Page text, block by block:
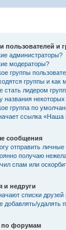
пользователей и
администраторы?
модераторы?
группы
группы и как
стать лидером
названия
группа по
ссылка «Наша
сообщения
отправить
получаю
спам или
и недруги
списки друзей
добавлять/удалять
по форумам